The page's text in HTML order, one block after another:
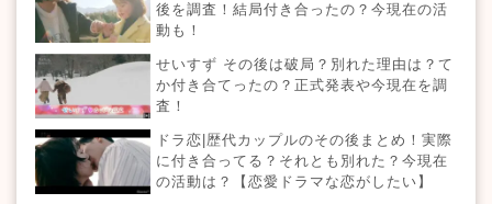
後を調査！結局付き合ったの？今現在の活
動も！
せいすず その後は破局？別れた理由は？て
か付き合てったの？正式発表や今現在を調
査！
ドラ恋|歴代カップルのその後まとめ！実際
に付き合ってる？それとも別れた？今現在
の活動は？【恋愛ドラマな恋がしたい】